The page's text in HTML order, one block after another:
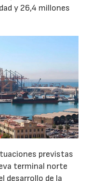
y 26,4 millones
previstas
terminal norte
desarrollo de la